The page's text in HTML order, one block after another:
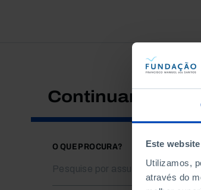
Este
Utilizamos,
através do
Continuar a
O QUE PROCURA?